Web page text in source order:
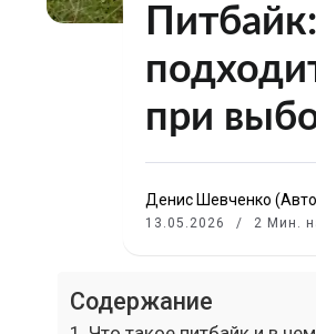
при
Денис Шевченко
13.05.2026 2 Мин.
Содержание